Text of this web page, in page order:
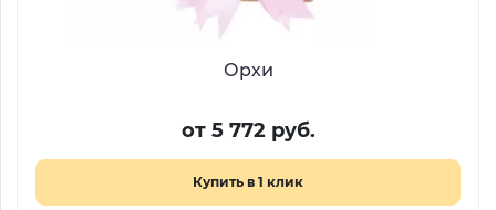
Орхи
от 5 772 руб.
Купить в 1 клик